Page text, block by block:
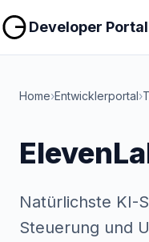
Developer Portal
Home›Entwicklerportal›
Natürlichste KI-
Steuerung und